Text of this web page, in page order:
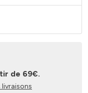
de 69€.
livraisons